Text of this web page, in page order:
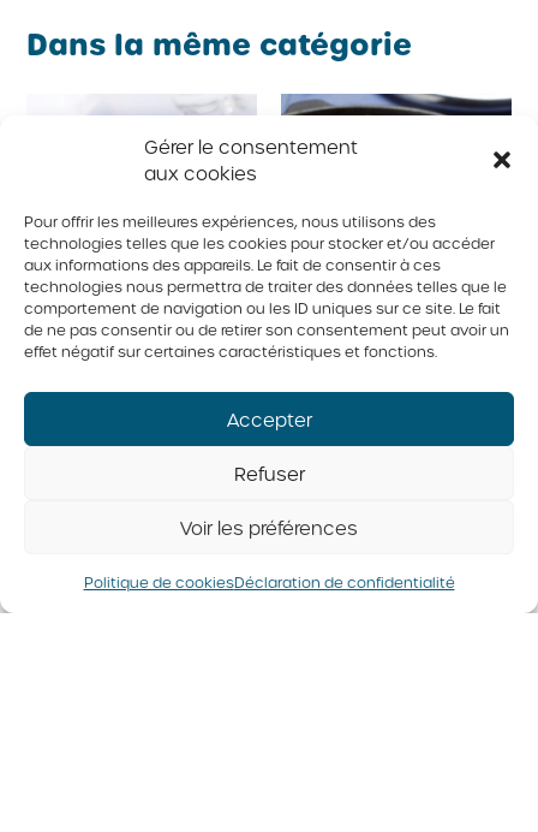
Gérer le consentement
aux cookies
Pour offrir les meilleures expériences, nous utilisons des
technologies telles que les cookies pour stocker et/ou accéder
aux informations des appareils. Le fait de consentir à ces
technologies nous permettra de traiter des données telles que le
comportement de navigation ou les ID uniques sur ce site. Le fait
de ne pas consentir ou de retirer son consentement peut avoir un
effet négatif sur certaines caractéristiques et fonctions.
Accepter
Refuser
Voir les préférences
Politique de cookiesDéclaration de confidentialité
Dans la même catégorie
Quiche lorraine Casserole à la patate
douce
,Recettes rapides,